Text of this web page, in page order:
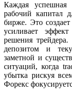
Каждая успешная
рабочий капитал
бирже. Это
усиливает
решения
депозитом и
заметной и
ситуаций, когда
убытка рискуя
Форекс